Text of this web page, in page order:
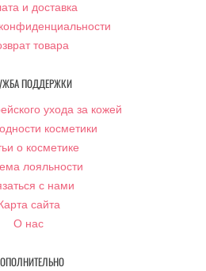
и доставка
товара
ПОДДЕРЖКИ
ухода за кожей
косметики
о косметике
лояльности
с нами
сайта
О нас